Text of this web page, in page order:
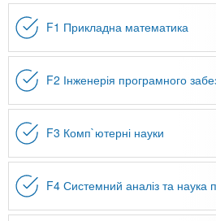
F1 Прикладна математика
F2 Інженерія програмного
F3 Комп`ютерні науки
F4 Системний аналіз та наука